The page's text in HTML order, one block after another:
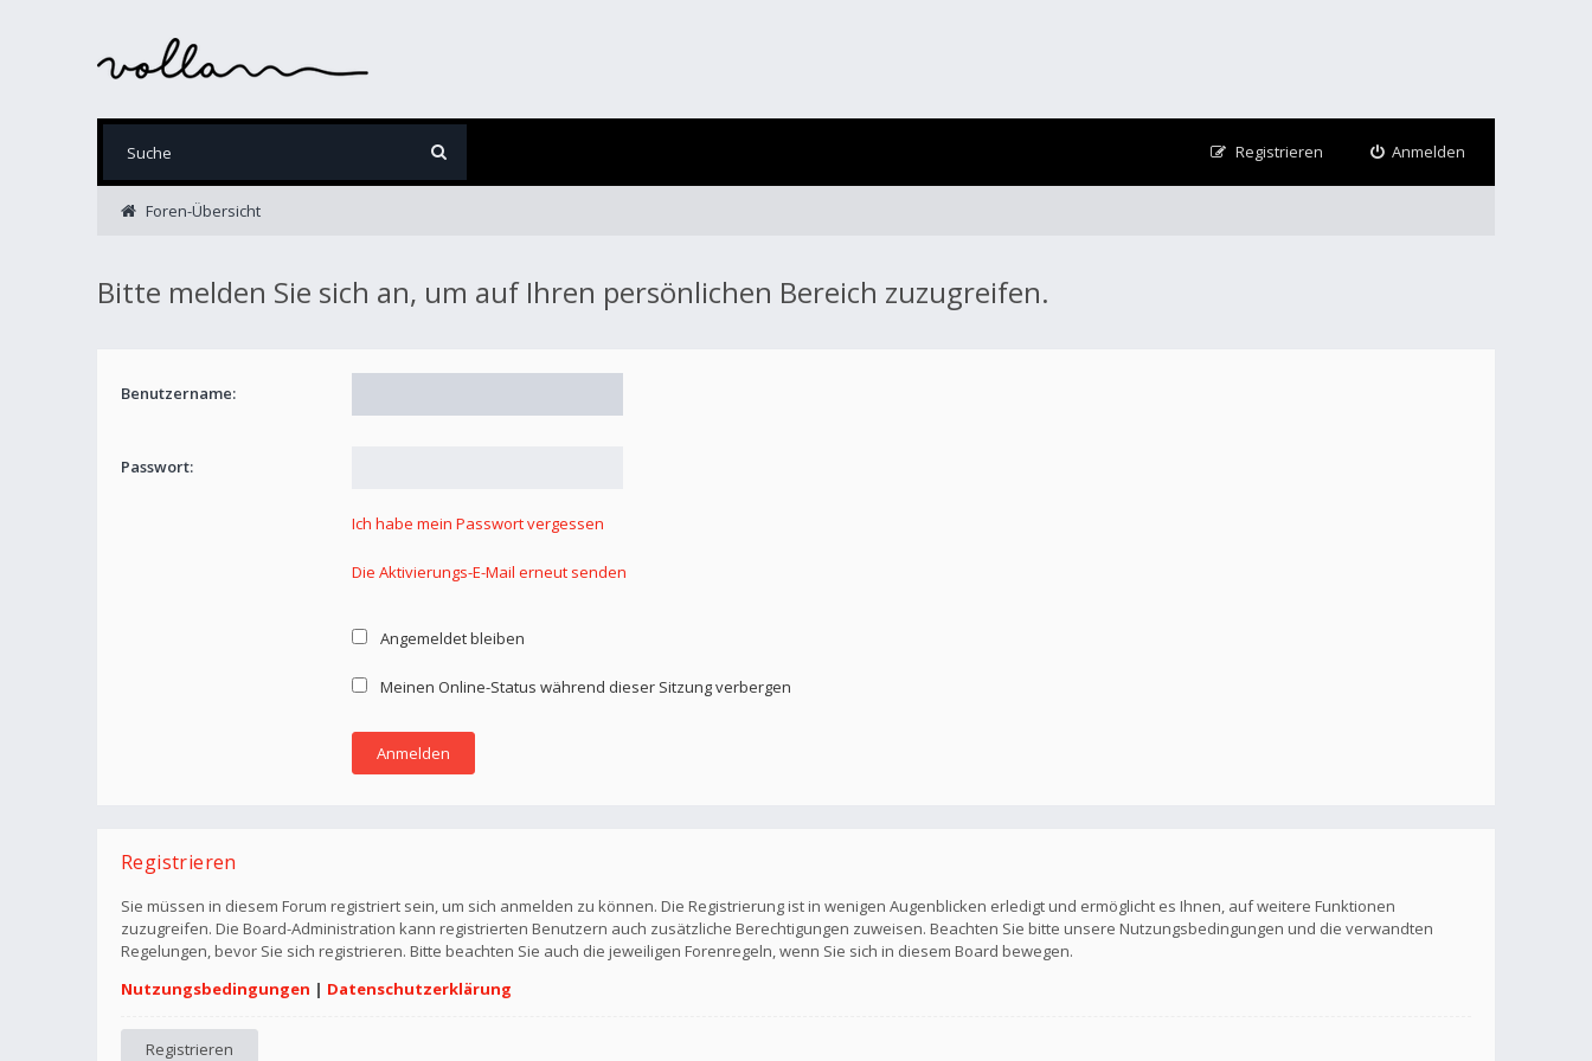
Anmelden
Registrieren
Foren-Übersicht
Bitte melden Sie sich an, um auf Ihren persönlichen Bereich zuzugreifen.
Benutzername:
Passwort:
Ich habe mein Passwort vergessen
Die Aktivierungs-E-Mail erneut senden
Angemeldet bleiben
Meinen Online-Status während dieser Sitzung verbergen
Registrieren
Sie müssen in diesem Forum registriert sein, um sich anmelden zu können. Die Registrierung ist in wenigen Augenblicken erledigt und ermöglicht es Ihnen, auf weitere Funktionen
zuzugreifen. Die Board-Administration kann registrierten Benutzern auch zusätzliche Berechtigungen zuweisen. Beachten Sie bitte unsere Nutzungsbedingungen und die verwandten
Regelungen, bevor Sie sich registrieren. Bitte beachten Sie auch die jeweiligen Forenregeln, wenn Sie sich in diesem Board bewegen.
Nutzungsbedingungen | Datenschutzerklärung
Registrieren